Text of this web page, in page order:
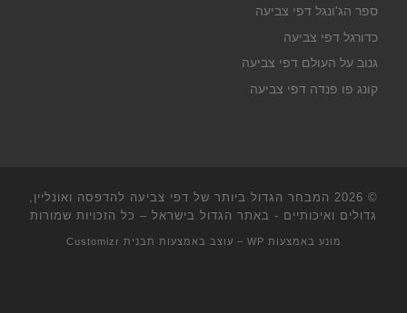
ספר הג'ונגל דפי צביעה
כדורגל דפי צביעה
גנוב על העולם דפי צביעה
קונג פו פנדה דפי צביעה
© 2026
המבחר הגדול ביותר של דפי צביעה להדפסה ואונליין,
גדולים ואיכותיים - באתר הגדול בישראל – כל הזכויות שמורות
מונע באמצעות WP – עוצב באמצעות תבנית Customizr